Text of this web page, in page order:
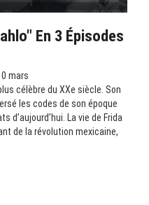
En 3 Épisodes
mars
célèbre du XXe siècle. Son
les codes de son époque
d’aujourd’hui. La vie de Frida
de la révolution mexicaine,